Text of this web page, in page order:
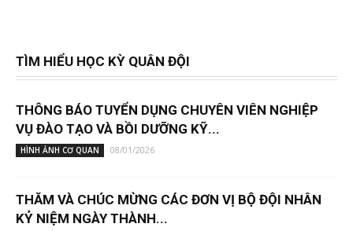
TÌM HIỂU HỌC KỲ QUÂN ĐỘI
THÔNG BÁO TUYỂN DỤNG CHUYÊN VIÊN NGHIỆP
VỤ ĐÀO TẠO VÀ BỒI DƯỠNG KỸ...
HÌNH ẢNH CƠ QUAN 08/01/2026
THĂM VÀ CHÚC MỪNG CÁC ĐƠN VỊ BỘ ĐỘI NHÂN
KỶ NIỆM NGÀY THÀNH...